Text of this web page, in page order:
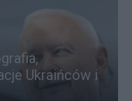
Ukraińców i